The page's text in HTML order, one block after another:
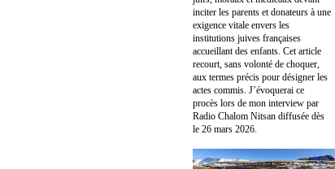
inciter les parents et donateurs à une
exigence vitale envers les
institutions juives françaises
accueillant des enfants. Cet article
recourt, sans volonté de choquer,
aux termes précis pour désigner les
actes commis. J’évoquerai ce
procès lors de mon interview par
Radio Chalom Nitsan diffusée dès
le 26 mars 2026.